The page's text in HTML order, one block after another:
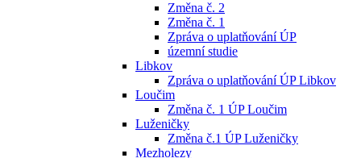
Změna č. 2
Změna č. 1
Zpráva o uplatňování ÚP
územní studie
Libkov
Zpráva o uplatňování ÚP Libkov
Loučim
Změna č. 1 ÚP Loučim
Luženičky
Změna č.1 ÚP Luženičky
Mezholezy